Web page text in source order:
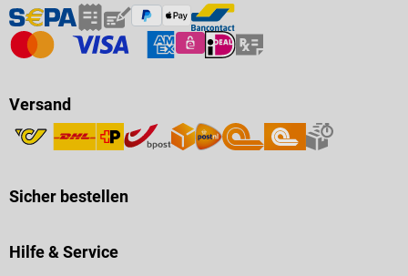
Versand
Sicher bestellen
Hilfe & Service